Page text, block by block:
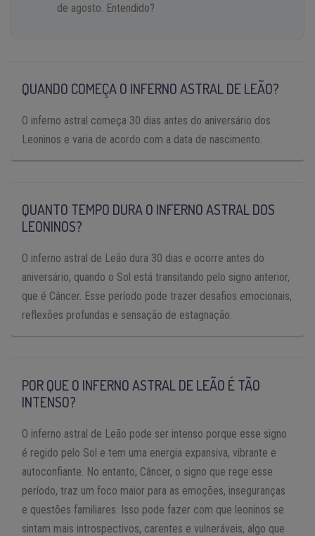
de agosto. Entendido?
QUANDO COMEÇA O INFERNO ASTRAL DE LEÃO?
O inferno astral começa 30 dias antes do aniversário dos
Leoninos e varia de acordo com a data de nascimento.
QUANTO TEMPO DURA O INFERNO ASTRAL DOS
LEONINOS?
O inferno astral de Leão dura 30 dias e ocorre antes do
aniversário, quando o Sol está transitando pelo signo anterior,
que é Câncer. Esse período pode trazer desafios emocionais,
reflexões profundas e sensação de estagnação.
POR QUE O INFERNO ASTRAL DE LEÃO É TÃO
INTENSO?
O inferno astral de Leão pode ser intenso porque esse signo
é regido pelo Sol e tem uma energia expansiva, vibrante e
autoconfiante. No entanto, Câncer, o signo que rege esse
período, traz um foco maior para as emoções, inseguranças
e questões familiares. Isso pode fazer com que leoninos se
sintam mais introspectivos, carentes e vulneráveis, algo que